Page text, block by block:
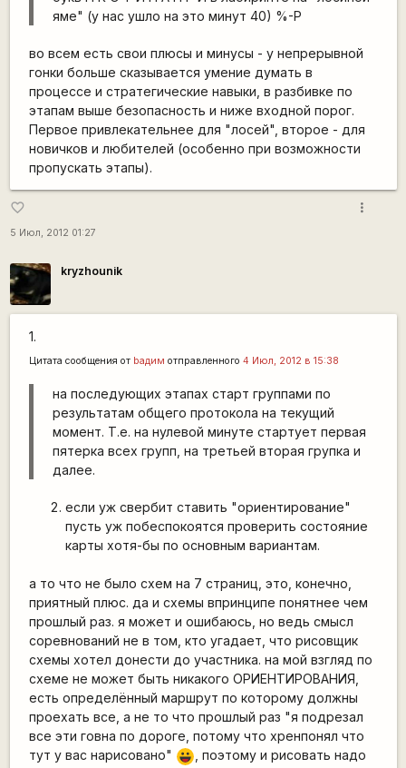
яме" (у нас ушло на это минут 40) %-P
во всем есть свои плюсы и минусы - у непрерывной
гонки больше сказывается умение думать в
процессе и стратегические навыки, в разбивке по
этапам выше безопасность и ниже входной порог.
Первое привлекательнее для "лосей", второе - для
новичков и любителей (особенно при возможности
пропускать этапы).
favorite_border
5 Июл, 2012 01:27
more_vert
kryzhounik
1.
Цитата сообщения от bадим отправленного 4 Июл, 2012 в 15:38
на последующих этапах старт группами по
результатам общего протокола на текущий
момент. Т.е. на нулевой минуте стартует первая
пятерка всех групп, на третьей вторая групка и
далее.
если уж свербит ставить "ориентирование"
пусть уж побеспокоятся проверить состояние
карты хотя-бы по основным вариантам.
а то что не было схем на 7 страниц, это, конечно,
приятный плюс. да и схемы впринципе понятнее чем
прошлый раз. я может и ошибаюсь, но ведь смысл
соревнований не в том, кто угадает, что рисовщик
схемы хотел донести до участника. на мой взгляд по
схеме не может быть никакого ОРИЕНТИРОВАНИЯ,
есть определённый маршрут по которому должны
проехать все, а не то что прошлый раз "я подрезал
все эти говна по дороге, потому что хренпонял что
тут у вас нарисовано" |-)) , поэтому и рисовать надо